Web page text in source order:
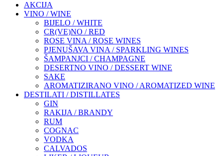
AKCIJA
VINO / WINE
BIJELO / WHITE
CR(VE)NO / RED
ROSE VINA / ROSE WINES
PJENUŠAVA VINA / SPARKLING WINES
ŠAMPANJCI / CHAMPAGNE
DESERTNO VINO / DESSERT WINE
SAKE
AROMATIZIRANO VINO / AROMATIZED WINE
DESTILATI / DISTILLATES
GIN
RAKIJA / BRANDY
RUM
COGNAC
VODKA
CALVADOS